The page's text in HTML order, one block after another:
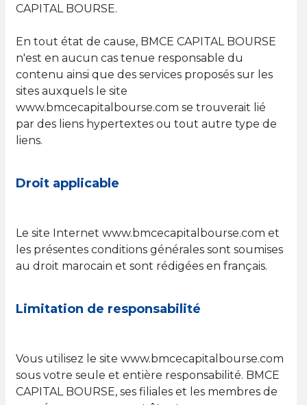
CAPITAL BOURSE.
En tout état de cause, BMCE CAPITAL BOURSE
n'est en aucun cas tenue responsable du
contenu ainsi que des services proposés sur les
sites auxquels le site
www.bmcecapitalbourse.com se trouverait lié
par des liens hypertextes ou tout autre type de
liens.
Droit applicable
Le site Internet www.bmcecapitalbourse.com et
les présentes conditions générales sont soumises
au droit marocain et sont rédigées en français.
Limitation de responsabilité
Vous utilisez le site www.bmcecapitalbourse.com
sous votre seule et entière responsabilité. BMCE
CAPITAL BOURSE, ses filiales et les membres de